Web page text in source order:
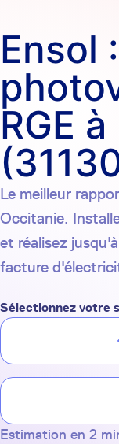
Ensol
RGE
Le meilleur
Occitanie.
et réalisez
facture
Sélectionnez votre
Estimation en 2